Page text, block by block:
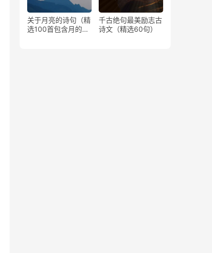
关于月亮的诗句（精
选100首包含月的古
千古绝句最美励志古
诗文（精选60句）